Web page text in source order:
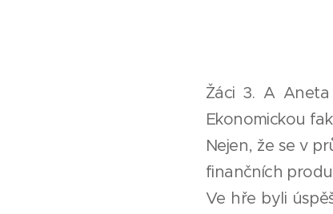
Žáci 3. A
Ekonomickou
Nejen, že se v
finančních
Ve hře byli